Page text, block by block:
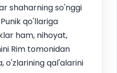
shaharning so'nggi
qo'llariga
ham, nihoyat,
Rim tomonidan
o'zlarining qal'alarini